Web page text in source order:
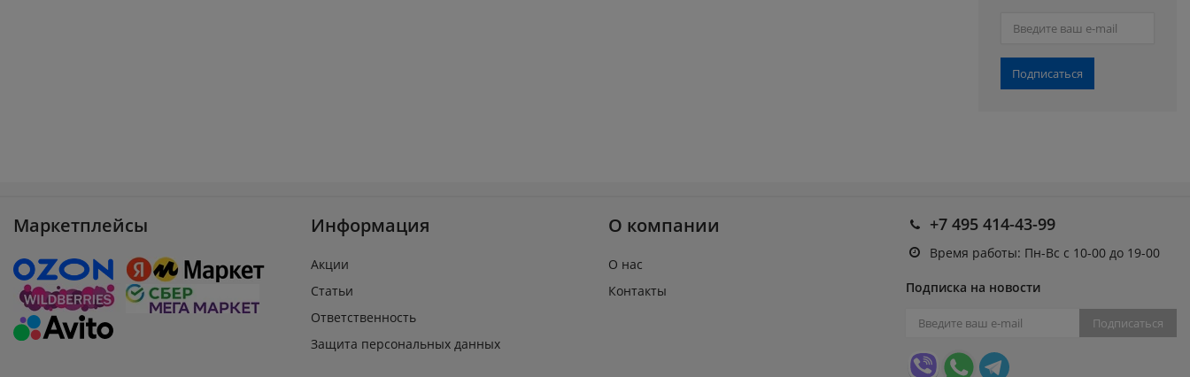
Подписаться
Маркетплейсы Информация
Акции
Статьи
Ответственность
Защита персональных данных
О компании
О нас
Контакты
+7 495 414-43-99
Время работы: Пн-Вс с 10-00 до 19-00
Подписка на новости
Подписаться